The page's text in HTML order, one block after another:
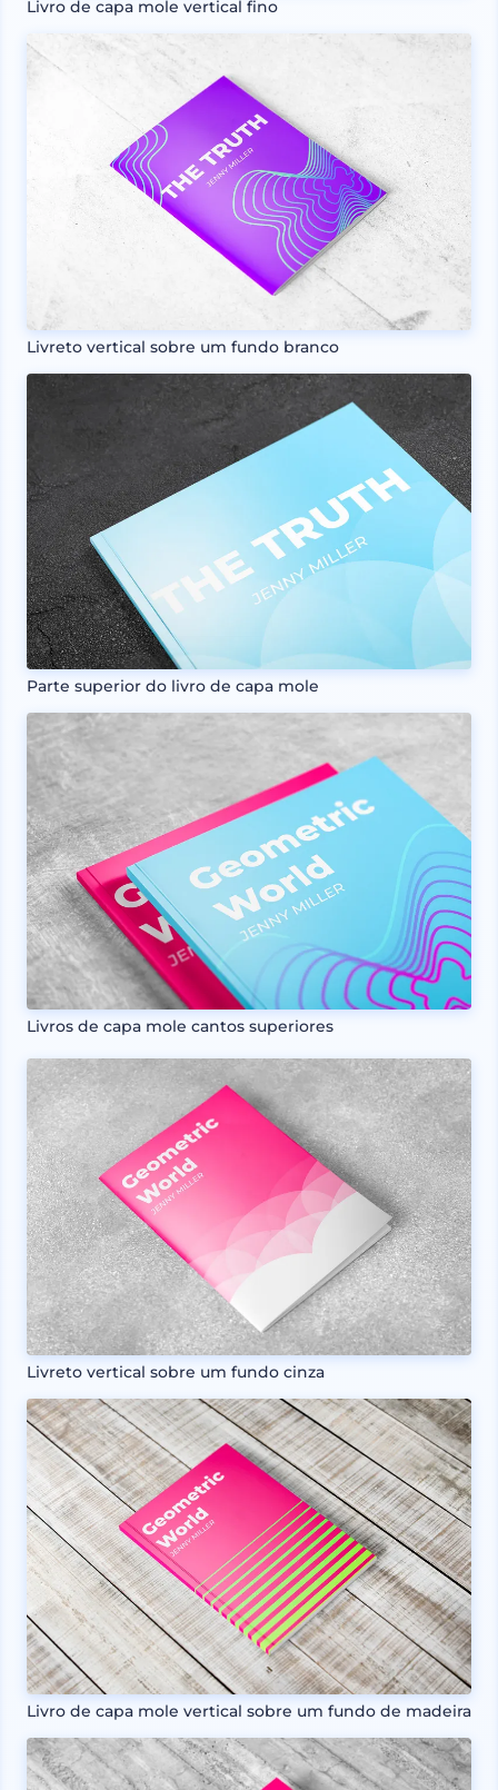
Livro de capa mole vertical fino
Livreto vertical sobre um fundo branco
Parte superior do livro de capa mole
Livros de capa mole cantos superiores
Livreto vertical sobre um fundo cinza
Livro de capa mole vertical sobre um fundo de madeira